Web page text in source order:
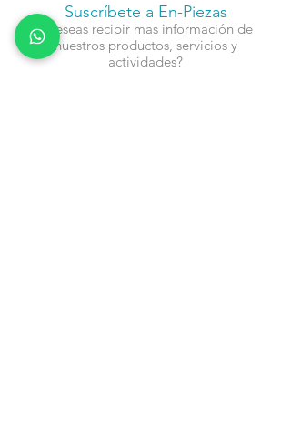
Suscríbete a En-Piezas
¿Deseas recibir mas información de
nuestros productos, servicios y
actividades?